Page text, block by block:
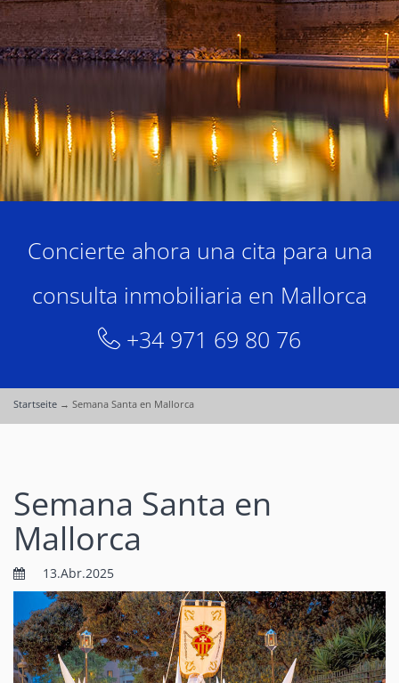
Concierte ahora una cita para una
consulta inmobiliaria en Mallorca
+34 971 69 80 76
Startseite → Semana Santa en Mallorca
Semana Santa en
Mallorca
13.Abr.2025